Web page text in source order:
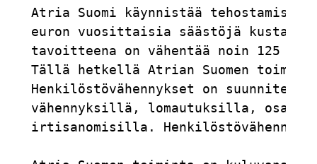
Atria Suomi käynnistää
euron vuosittaisia säästöjä
tavoitteena on vähentää noin 125
Tällä hetkellä Atrian Suomen
Henkilöstövähennykset on
vähennyksillä, lomautuksilla,
irtisanomisilla.